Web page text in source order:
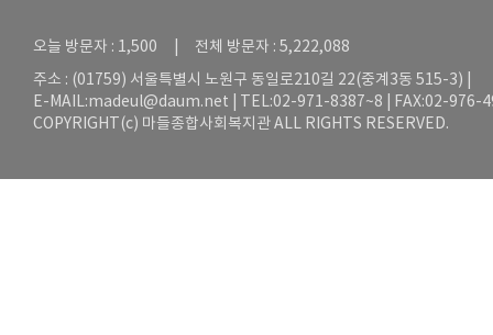
오늘 방문자 : 1,500 | 전체 방문자 : 5,222,088
주소 : (01759) 서울특별시 노원구 동일로210길 22(중계3동 515-3) |
E-MAIL:madeul@daum.net | TEL:02-971-8387~8 | FAX:02-976-
COPYRIGHT(c) 마들종합사회복지관 ALL RIGHTS RESERVED.